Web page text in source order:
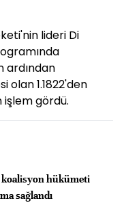
lideri Di
ardından
olan 1.1822'den
işlem gördü.
koalisyon hükümeti
sağlandı